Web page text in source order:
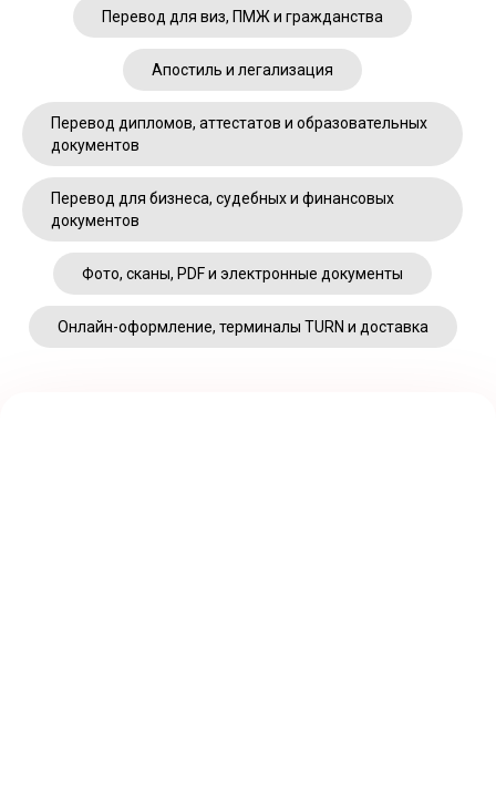
Перевод для виз, ПМЖ и гражданства
Апостиль и легализация
Перевод дипломов, аттестатов и образовательных
документов
Перевод для бизнеса, судебных и финансовых
документов
Фото, сканы, PDF и электронные документы
Онлайн-оформление, терминалы TURN и доставка